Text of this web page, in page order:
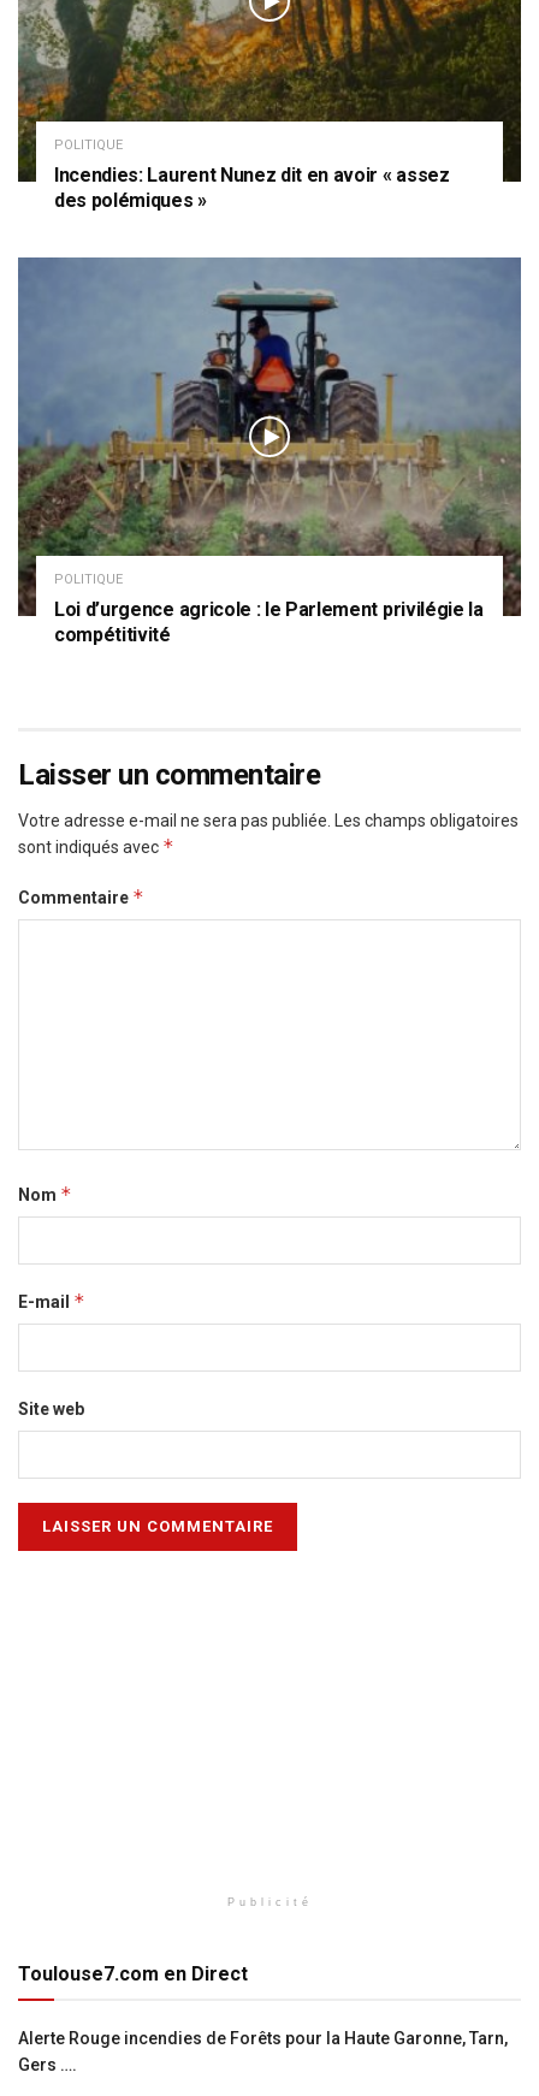
POLITIQUE
Incendies: Laurent Nunez dit en avoir « assez
des polémiques »
POLITIQUE
Loi d’urgence agricole : le Parlement privilégie la
compétitivité
Laisser un commentaire
Votre adresse e-mail ne sera pas publiée. Les champs obligatoires
sont indiqués avec *
Commentaire *
Nom *
E-mail *
Site web
Publicité
Toulouse7.com en Direct
Alerte Rouge incendies de Forêts pour la Haute Garonne, Tarn,
Gers ….